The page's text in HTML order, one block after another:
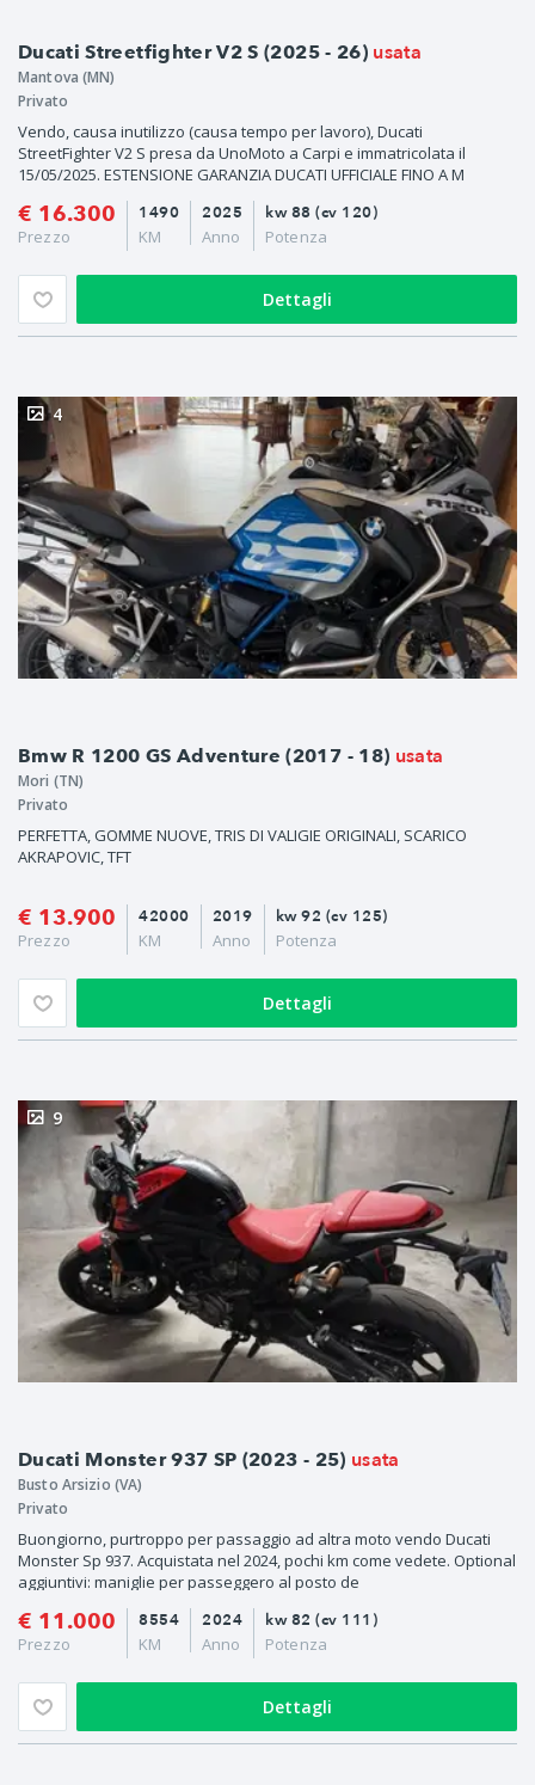
Ducati Streetfighter V2 S (2025 - 26) usata
Mantova (MN)
Privato
Vendo, causa inutilizzo (causa tempo per lavoro), Ducati
StreetFighter V2 S presa da UnoMoto a Carpi e immatricolata il
15/05/2025. ESTENSIONE GARANZIA DUCATI UFFICIALE FINO A M
€ 16.300
Prezzo
2025
Anno
1490
KM
kw 88 (cv 120)
Potenza
Dettagli
Bmw R 1200 GS Adventure (2017 - 18) usata
4
Mori (TN)
Privato
PERFETTA, GOMME NUOVE, TRIS DI VALIGIE ORIGINALI, SCARICO
AKRAPOVIC, TFT
€ 13.900
Prezzo
2019
Anno
42000
KM
kw 92 (cv 125)
Potenza
Dettagli
Ducati Monster 937 SP (2023 - 25) usata
9
Busto Arsizio (VA)
Privato
Buongiorno, purtroppo per passaggio ad altra moto vendo Ducati
Monster Sp 937. Acquistata nel 2024, pochi km come vedete. Optional
aggiuntivi: maniglie per passeggero al posto de
€ 11.000
Prezzo
2024
Anno
8554
KM
kw 82 (cv 111)
Potenza
Dettagli